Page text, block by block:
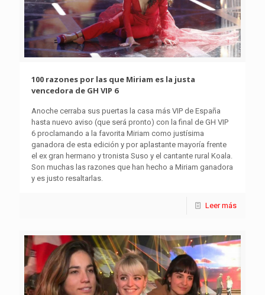
100 razones por las que Miriam es la justa
vencedora de GH VIP 6
Anoche cerraba sus puertas la casa más VIP de España
hasta nuevo aviso (que será pronto) con la final de GH VIP
6 proclamando a la favorita Miriam como justísima
ganadora de esta edición y por aplastante mayoría frente
el ex gran hermano y tronista Suso y el cantante rural Koala.
Son muchas las razones que han hecho a Miriam ganadora
y es justo resaltarlas.
Leer más